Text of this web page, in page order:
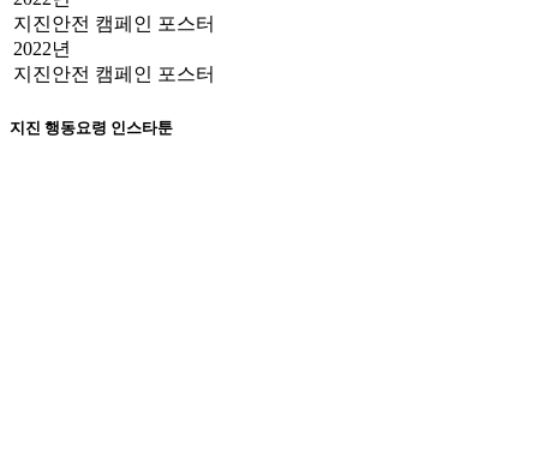
지진안전 캠페인 포스터
2022년
지진안전 캠페인 포스터
지진 행동요령 인스타툰